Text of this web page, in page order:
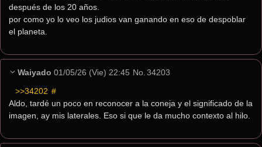
después de los 20 años.
por como yo lo veo los judios van ganando en eso de despoblar
el planeta.
Waiyado 01/05/26 (Vie) 22:45 No. 34203
>>34202 #
Aldo, tardé un poco en reconocer a la coneja y el significado de la
imagen, ay mis laterales. Eso si que le da mucho contexto al hilo.